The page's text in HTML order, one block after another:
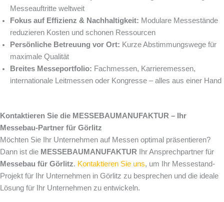
Messeauftritte weltweit
Fokus auf Effizienz & Nachhaltigkeit: Modulare Messestände
reduzieren Kosten und schonen Ressourcen
Persönliche Betreuung vor Ort: Kurze Abstimmungswege für
maximale Qualität
Breites Messeportfolio: Fachmessen, Karrieremessen,
internationale Leitmessen oder Kongresse – alles aus einer Hand
Kontaktieren Sie die MESSEBAUMANUFAKTUR – Ihr
Messebau-Partner für Görlitz
Möchten Sie Ihr Unternehmen auf Messen optimal präsentieren?
Dann ist die MESSEBAUMANUFAKTUR Ihr Ansprechpartner für
Messebau für Görlitz. Kontaktieren Sie uns, um Ihr Messestand-
Projekt für Ihr Unternehmen in Görlitz zu besprechen und die ideale
Lösung für Ihr Unternehmen zu entwickeln.